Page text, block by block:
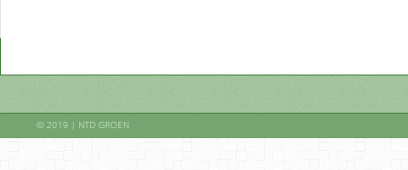
© 2019 | NTD GROEN